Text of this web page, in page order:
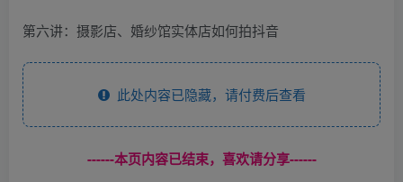
第六讲：摄影店、婚纱馆实体店如何拍抖音
此处内容已隐藏，请付费后查看
------本页内容已结束，喜欢请分享------